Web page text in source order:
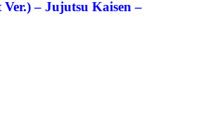
– Jujutsu Kaisen –